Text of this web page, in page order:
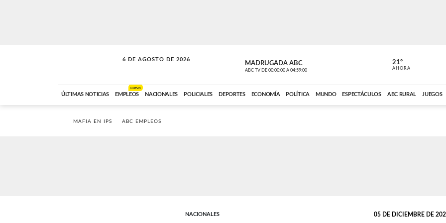
6 DE AGOSTO DE 2026
SOLO MÚSICA MADRUGADA ABC
ABC TV DE 00:00:00 A 04:59:00 ABC CARDINAL
21º
AHORA
ÚLTIMAS NOTICIAS EMPLEOS
NUEVO
NACIONALES POLICIALES DEPORTES ECONOMÍA POLÍTICA MUNDO ESPECTÁCULOS ABC RURAL JUEGOS
MAFIA EN IPS ABC EMPLEOS
NACIONALES 05 DE DICIEMBRE DE